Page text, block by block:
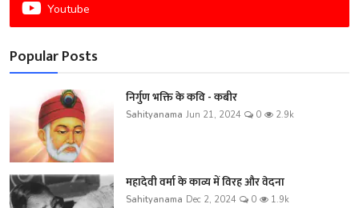
Youtube
Popular Posts
निर्गुण भक्ति के कवि - कबीर
Sahityanama Jun 21, 2024 0 2.9k
महादेवी वर्मा के काव्य में विरह और वेदना
Sahityanama Dec 2, 2024 0 1.9k